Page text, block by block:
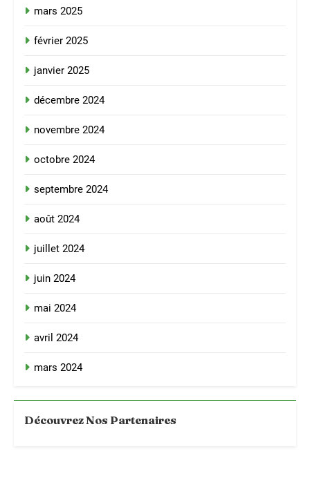
mars 2025
février 2025
janvier 2025
décembre 2024
novembre 2024
octobre 2024
septembre 2024
août 2024
juillet 2024
juin 2024
mai 2024
avril 2024
mars 2024
Découvrez Nos Partenaires